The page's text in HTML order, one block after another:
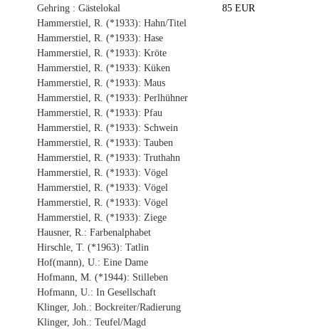
Gehring : Gästelokal
Hammerstiel, R. (*1933): Hahn/Titel
Hammerstiel, R. (*1933): Hase
Hammerstiel, R. (*1933): Kröte
Hammerstiel, R. (*1933): Küken
Hammerstiel, R. (*1933): Maus
Hammerstiel, R. (*1933): Perlhühner
Hammerstiel, R. (*1933): Pfau
Hammerstiel, R. (*1933): Schwein
Hammerstiel, R. (*1933): Tauben
Hammerstiel, R. (*1933): Truthahn
Hammerstiel, R. (*1933): Vögel
Hammerstiel, R. (*1933): Vögel
Hammerstiel, R. (*1933): Vögel
Hammerstiel, R. (*1933): Ziege
Hausner, R.: Farbenalphabet
Hirschle, T. (*1963): Tatlin
Hof(mann), U.: Eine Dame
Hofmann, M. (*1944): Stilleben
Hofmann, U.: In Gesellschaft
Klinger, Joh.: Bockreiter/Radierung
Klinger, Joh.: Teufel/Magd
85 EUR